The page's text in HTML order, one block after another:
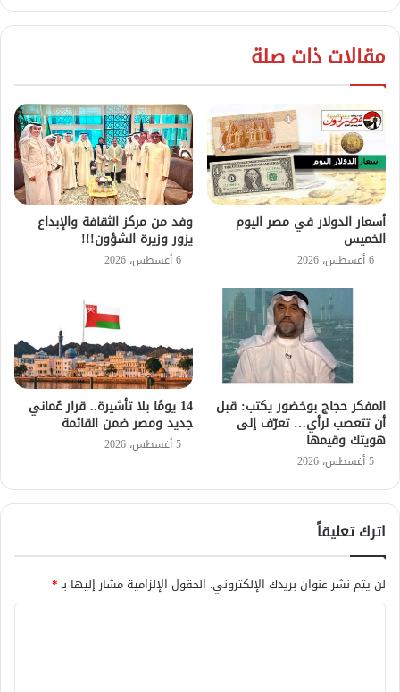
مقالات ذات صلة
أسعار الدولار في مصر اليوم
الخميس
6 أغسطس، 2026
وفد من مركز الثقافة والإبداع
يزور وزيرة الشؤون!!!
6 أغسطس، 2026
المفكر حجاج بوخضور يكتب: قبل
أن تتعصب لرأي… تعرّف إلى
هويتك وقيمها
5 أغسطس، 2026
14 يومًا بلا تأشيرة.. قرار عُماني
جديد ومصر ضمن القائمة
5 أغسطس، 2026
اترك تعليقاً
لن يتم نشر عنوان بريدك الإلكتروني. الحقول الإلزامية مشار إليها بـ*